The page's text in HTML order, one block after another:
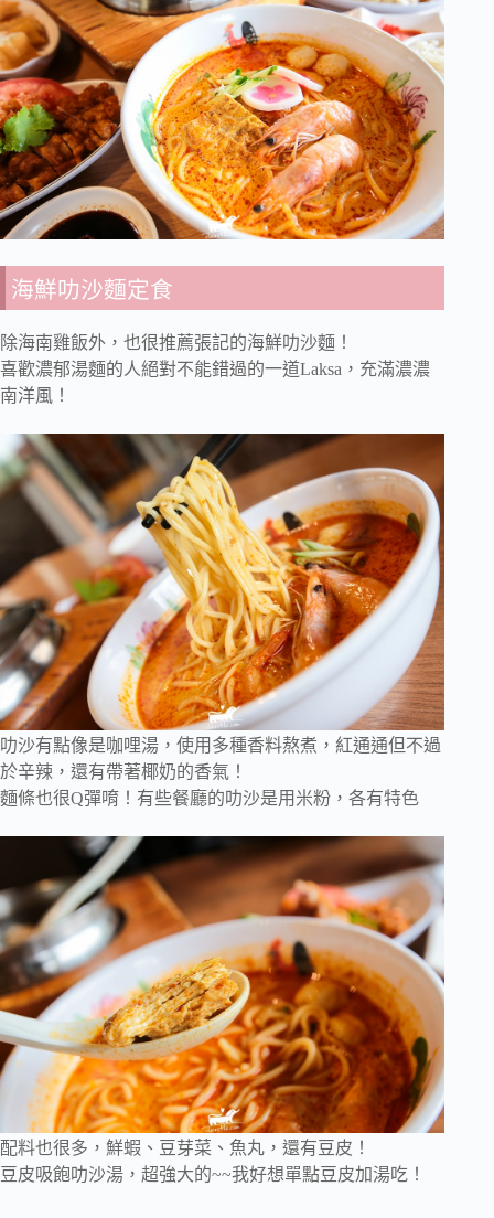
海鮮叻沙麵定食
除海南雞飯外，也很推薦張記的海鮮叻沙麵！
喜歡濃郁湯麵的人絕對不能錯過的一道Laksa，充滿濃濃
南洋風！
叻沙有點像是咖哩湯，使用多種香料熬煮，紅通通但不過
於辛辣，還有帶著椰奶的香氣！
麵條也很Q彈唷！有些餐廳的叻沙是用米粉，各有特色
配料也很多，鮮蝦、豆芽菜、魚丸，還有豆皮！
豆皮吸飽叻沙湯，超強大的~~我好想單點豆皮加湯吃！